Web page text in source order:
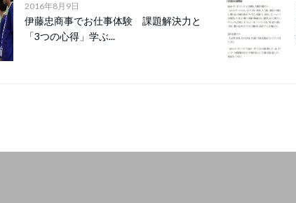
2016年8月9日
伊藤忠商事でお仕事体験 課題解決力と
「3つの心得」学ぶ...